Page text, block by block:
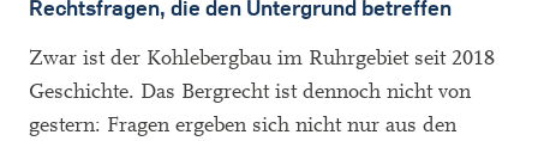
Rechtsfragen, die den Untergrund betreffen
Zwar ist der Kohlebergbau im Ruhrgebiet seit 2018
Geschichte. Das Bergrecht ist dennoch nicht von
gestern: Fragen ergeben sich nicht nur aus den